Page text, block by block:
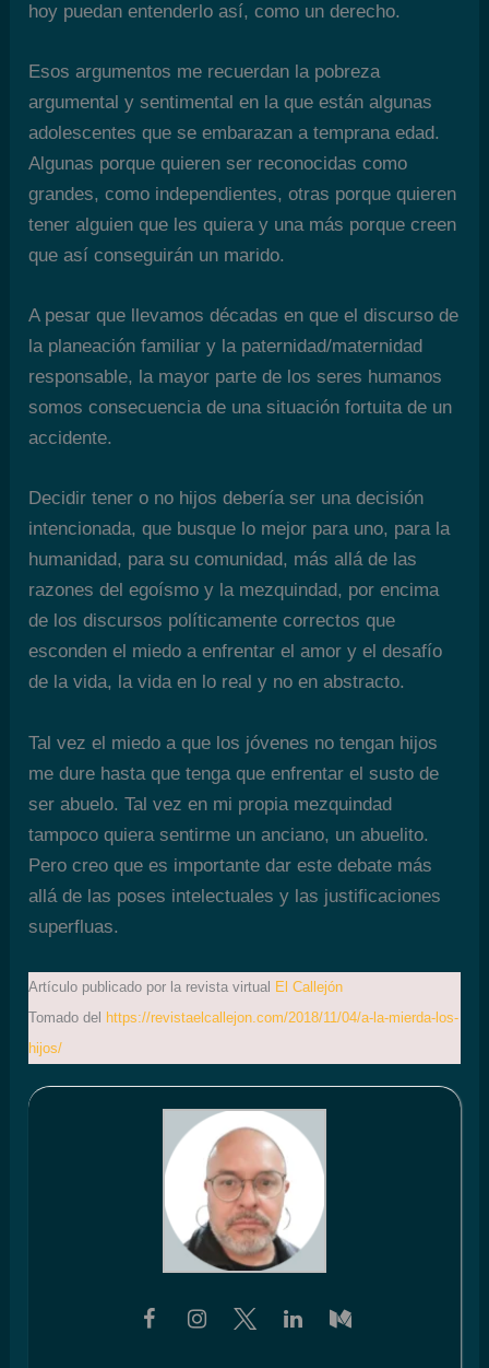
hoy puedan entenderlo así, como un derecho.
Esos argumentos me recuerdan la pobreza
argumental y sentimental en la que están algunas
adolescentes que se embarazan a temprana edad.
Algunas porque quieren ser reconocidas como
grandes, como independientes, otras porque quieren
tener alguien que les quiera y una más porque creen
que así conseguirán un marido.
A pesar que llevamos décadas en que el discurso de
la planeación familiar y la paternidad/maternidad
responsable, la mayor parte de los seres humanos
somos consecuencia de una situación fortuita de un
accidente.
Decidir tener o no hijos debería ser una decisión
intencionada, que busque lo mejor para uno, para la
humanidad, para su comunidad, más allá de las
razones del egoísmo y la mezquindad, por encima
de los discursos políticamente correctos que
esconden el miedo a enfrentar el amor y el desafío
de la vida, la vida en lo real y no en abstracto.
Tal vez el miedo a que los jóvenes no tengan hijos
me dure hasta que tenga que enfrentar el susto de
ser abuelo. Tal vez en mi propia mezquindad
tampoco quiera sentirme un anciano, un abuelito.
Pero creo que es importante dar este debate más
allá de las poses intelectuales y las justificaciones
superfluas.
Artículo publicado por la revista virtual El Callejón
Tomado del https://revistaelcallejon.com/2018/11/04/a-la-mierda-los-
hijos/